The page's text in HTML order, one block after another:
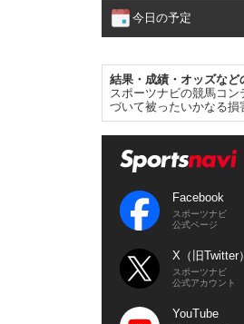
今日の予定
結果・成績・オッズなど
スポーツナビの競馬コ
づいて被ったいかなる損
Facebook
スポーツナビ
公式ページ
X（旧Twitter）
スポーツナビ
公式アカウント
YouTube